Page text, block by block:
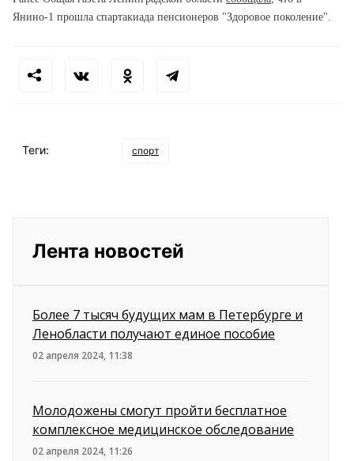
Янино-1 прошла спартакиада пенсионеров "Здоровое поколение".
Теги: спорт
Лента новостей
Более 7 тысяч будущих мам в Петербурге и
Ленобласти получают единое пособие
02 апреля 2024, 11:38
Молодожены смогут пройти бесплатное
комплексное медицинское обследование
02 апреля 2024, 11:26